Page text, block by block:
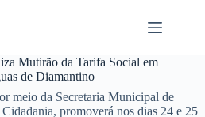
Mutirão da Tarifa Social em
de Diamantino
meio da Secretaria Municipal de
promoverá nos dias 24 e 25